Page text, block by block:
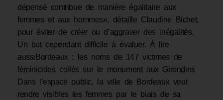
dépensé contribue de manière égalitaire aux
femmes et aux hommes», détaille Claudine Bichet,
pour éviter de créer ou d’aggraver des inégalités.
Un but cependant difficile à évaluer. À lire
aussiBordeaux : les noms de 147 victimes de
féminicides collés sur le monument aux Girondins
Dans l’espace public, la ville de Bordeaux veut
rendre visibles les femmes par le biais de sa